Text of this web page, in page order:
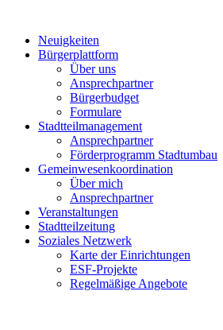
Neuigkeiten
Bürgerplattform
Über uns
Ansprechpartner
Bürgerbudget
Formulare
Stadtteilmanagement
Ansprechpartner
Förderprogramm Stadtumbau
Gemeinwesenkoordination
Über mich
Ansprechpartner
Veranstaltungen
Stadtteilzeitung
Soziales Netzwerk
Karte der Einrichtungen
ESF-Projekte
Regelmäßige Angebote